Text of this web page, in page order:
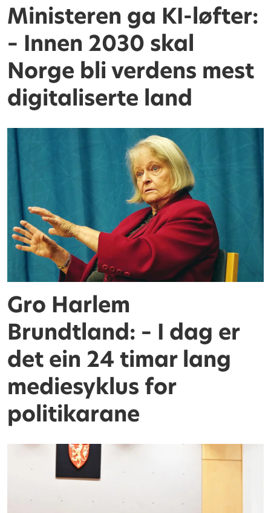
Ministeren ga KI-løfter:
– Innen 2030 skal
Norge bli verdens mest
digitaliserte land
Gro Harlem
Brundtland: – I dag er
det ein 24 timar lang
mediesyklus for
politikarane